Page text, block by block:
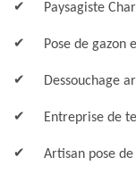
Paysagiste
Pose de gazon
Dessouchage
Entreprise de
Artisan pose